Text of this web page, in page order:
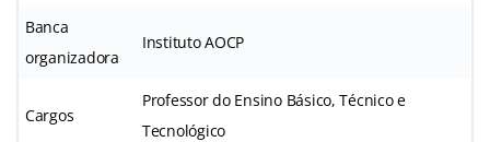
Banca
organizadora
Instituto AOCP
Cargos
Professor do Ensino Básico, Técnico e
Tecnológico